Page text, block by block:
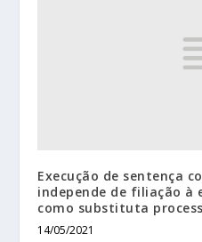
Execução de sentença
independe de filiação à
como substituta
14/05/2021